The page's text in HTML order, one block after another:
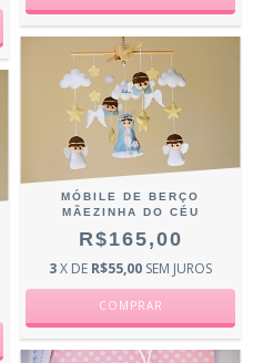
MÓBILE DE BERÇO
MÃEZINHA DO CÉU
R$165,00
3X DE R$55,00 SEM JUROS